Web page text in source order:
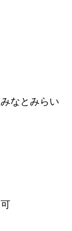
なとみらい